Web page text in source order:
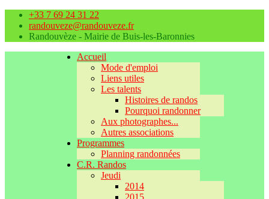
+33 7 69 24 31 22
randouveze@randouveze.fr
Randouvèze - Mairie de Buis-les-Baronnies
Accueil
Mode d'emploi
Liens utiles
Les talents
Histoires de randos
Pourquoi randonner
Aux photographes...
Autres associations
Programmes
Planning randonnées
C.R. Randos
Jeudi
2014
2015